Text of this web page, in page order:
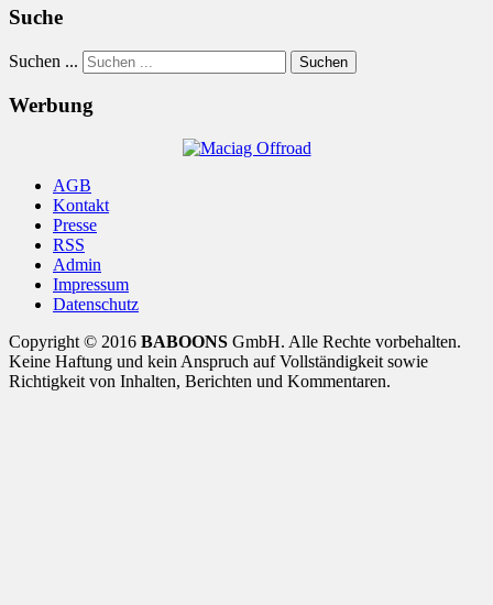
Suche
Suchen ... Suchen
Werbung
AGB
Kontakt
Presse
RSS
Admin
Impressum
Datenschutz
Copyright © 2016 BABOONS GmbH. Alle Rechte vorbehalten.
Keine Haftung und kein Anspruch auf Vollständigkeit sowie
Richtigkeit von Inhalten, Berichten und Kommentaren.